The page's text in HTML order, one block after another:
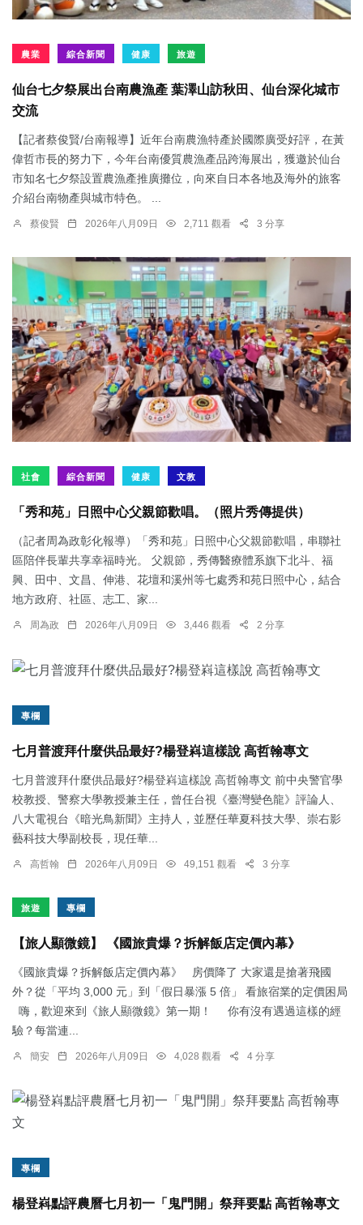
農業 綜合新聞 健康 旅遊
仙台七夕祭展出台南農漁產 葉澤山訪秋田、仙台深化城市
交流
【記者蔡俊賢/台南報導】近年台南農漁特產於國際廣受好評，在黃
偉哲市長的努力下，今年台南優質農漁產品跨海展出，獲邀於仙台
市知名七夕祭設置農漁產推廣攤位，向來自日本各地及海外的旅客
介紹台南物產與城市特色。 ...
蔡俊賢 2026年八月09日 2,711 觀看 3 分享
社會 綜合新聞 健康 文教
「秀和苑」日照中心父親節歡唱。（照片秀傳提供）
（記者周為政彰化報導）「秀和苑」日照中心父親節歡唱，串聯社
區陪伴長輩共享幸福時光。 父親節，秀傳醫療體系旗下北斗、福
興、田中、文昌、伸港、花壇和溪州等七處秀和苑日照中心，結合
地方政府、社區、志工、家...
周為政 2026年八月09日 3,446 觀看 2 分享
專欄
七月普渡拜什麼供品最好?楊登嵙這樣說 高哲翰專文
七月普渡拜什麼供品最好?楊登嵙這樣說 高哲翰專文 前中央警官學
校教授、警察大學教授兼主任，曾任台視《臺灣變色龍》評論人、
八大電視台《暗光鳥新聞》主持人，並歷任華夏科技大學、崇右影
藝科技大學副校長，現任華...
高哲翰 2026年八月09日 49,151 觀看 3 分享
旅遊 專欄
【旅人顯微鏡】 《國旅貴爆？拆解飯店定價內幕》
《國旅貴爆？拆解飯店定價內幕》 房價降了 大家還是搶著飛國
外？從「平均 3,000 元」到「假日暴漲 5 倍」 看旅宿業的定價困局
嗨，歡迎來到《旅人顯微鏡》第一期！ 你有沒有遇過這樣的經
驗？每當連...
簡安 2026年八月09日 4,028 觀看 4 分享
專欄
楊登嵙點評農曆七月初一「鬼門開」祭拜要點 高哲翰專文